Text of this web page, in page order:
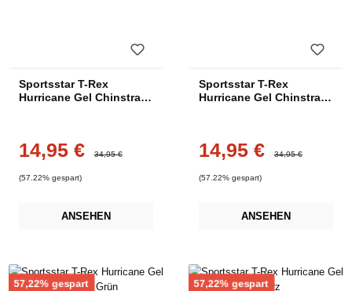
Sportsstar T-Rex
Hurricane Gel Chinstrap
Verkaufspreis:
14,95 € 34,95 €
(57.22% gespart)
ANSEHEN
Sportsstar T-Rex
Hurricane Gel Chinstrap
Verkaufspreis:
14,95 € 34,95 €
(57.22% gespart)
ANSEHEN
57,22% gespart Rabatt 57,22% gespart Rabatt